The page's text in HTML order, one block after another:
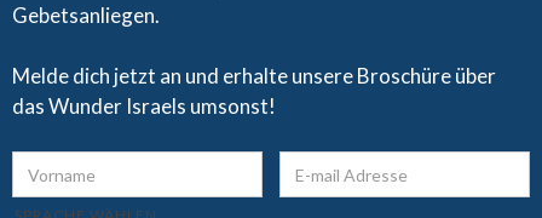
Gebetsanliegen.​
Melde dich jetzt an und erhalte unsere Broschüre über
das Wunder Israels umsonst!